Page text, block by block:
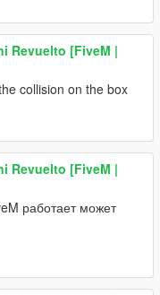
Revuelto [FiveM |
collision on the box
Revuelto [FiveM |
работает может